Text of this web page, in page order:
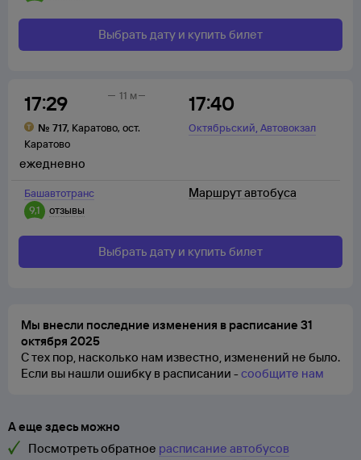
Выбрать дату и купить билет
17:29
№ 717, Каратово, ост.
Каратово
17:40
Октябрьский,Автовокзал
11 м
Башавтотранс
9,1
отзывы
ежедневно
Маршрут автобуса
Выбрать дату и купить билет
Мы внесли последние изменения в расписание 31
октября 2025
С тех пор, насколько нам известно, изменений не было.
Если вы нашли ошибку в расписании -сообщите нам
А еще здесь можно
Посмотреть обратное расписание автобусов